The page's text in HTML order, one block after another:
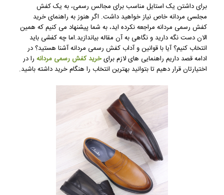
برای داشتن یک استایل مناسب برای مجالس رسمی، به یک کفش
مجلسی مردانه خاص نیاز خواهید داشت. اگر هنوز به راهنمای خرید
کفش رسمی مردانه مراجعه نکرده اید، به شما پیشنهاد می کنیم که همین
الان دست نگه دارید و نگاهی به آن مقاله بیاندازید.اما چه کفشی باید
انتخاب کنیم؟ آیا با قوانین و آداب کفش رسمی مردانه آشنا هستید؟ در
ادامه قصد داریم راهنمایی های لازم برایخرید کفش رسمی مردانهرا در
اختیارتان قرار دهیم تا بتوانید بهترین انتخاب را هنگام خرید داشته باشید.